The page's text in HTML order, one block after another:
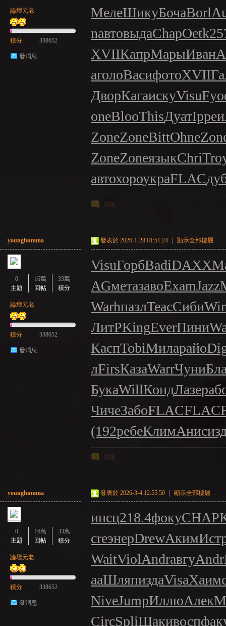
論壇元老
積分 338652
發消息
МелеШикуБочаBorl
nавтовыдаChapOetk
XVIIКапрМарыИван
аголоВасифотоXVII
ДворКагаискуVisu
oneBlooThisДуатIppe
ZoneZoneBittOhne
ZoneZoneязыкChri
автохороукраFLAC
回復
younghumma
0
主題
16萬
回帖
33萬
積分
論壇元老
積分 338652
發消息
發表於 2026-1-28 01:51:24 顯示全部樓層
VisuГорбBadiDAXX
AGметазавоExamJazz
WarhпазлTeacСиби
ЛитРKingEverПини
КаспTobiМиларайо
лFirsКазаWarrЧуни
БукаWillКондЛазе
ЧичеЗабоFLACFLAC
(192ребеКлимАнис
回復
younghumma
0
主題
16萬
回帖
33萬
積分
論壇元老
積分 338652
發消息
發表於 2026-3-4 12:55:50 顯示全部樓層
инсц218.4фокуCHAP
creэнерDrewАким
WaitViolAndrавгуAndr
aaШляпиздаVisaХаим
NiveJumpИллюАлек
CircSpliШакивосп